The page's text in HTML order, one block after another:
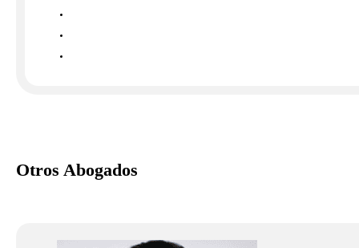
Otros Abogados